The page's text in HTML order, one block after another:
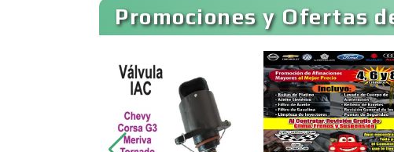
Asociaciones
Empresariales
Promociones y Ofertas